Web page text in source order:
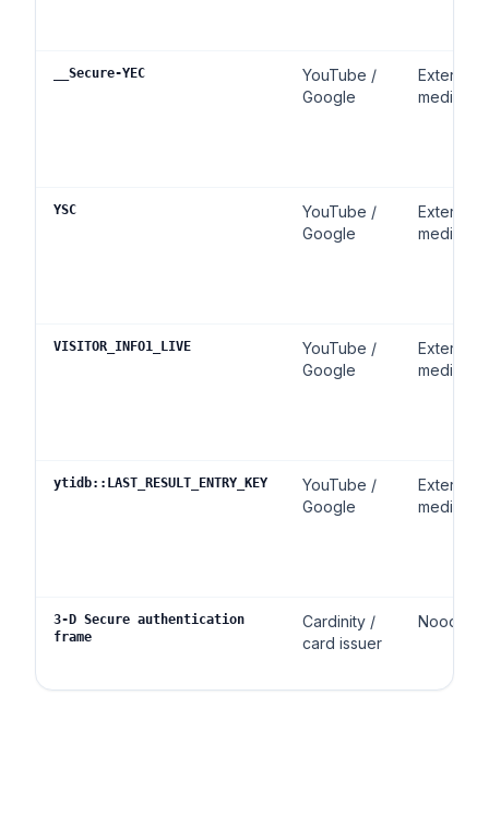
__Secure-YEC
YouTube /
Google
Externe
media
YSC
YouTube /
Google
Externe
media
VISITOR_INFO1_LIVE
YouTube /
Google
Externe
media
ytidb::LAST_RESULT_ENTRY_KEY
YouTube /
Google
Externe
media
3-D Secure authentication
frame
Cardinity /
card issuer